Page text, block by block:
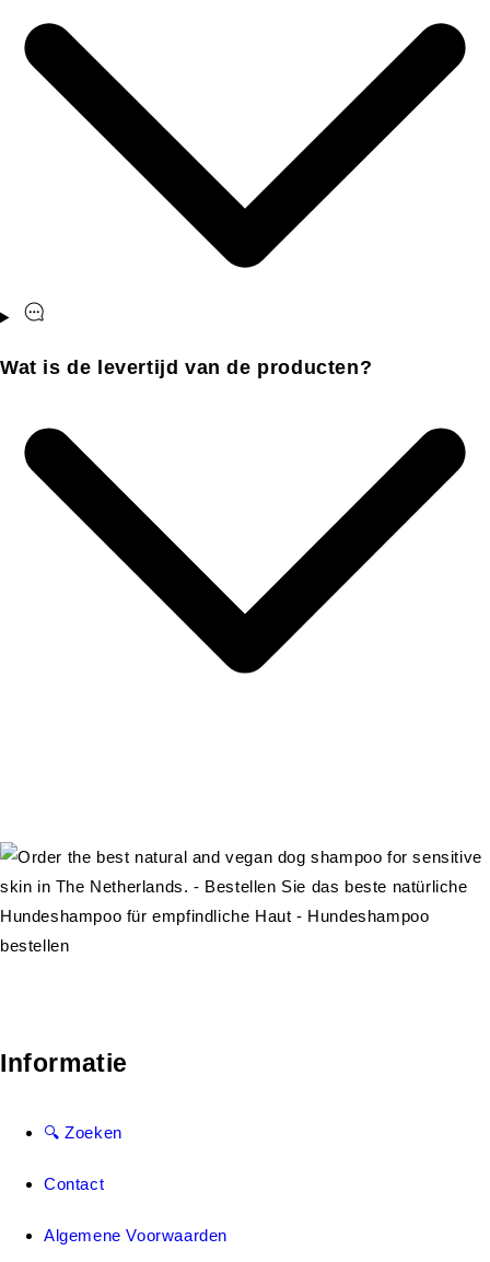
Wat is de levertijd van de producten?
Informatie
🔍 Zoeken
Contact
Algemene Voorwaarden